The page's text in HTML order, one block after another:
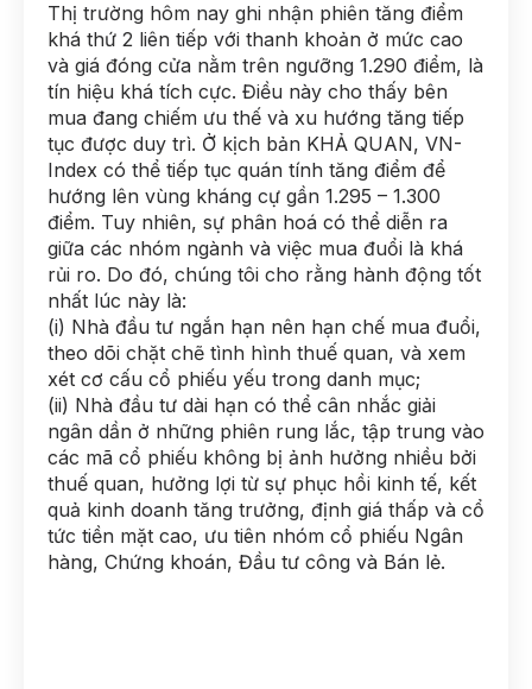
Thị trường hôm nay ghi nhận phiên tăng điểm
khá thứ 2 liên tiếp với thanh khoản ở mức cao
và giá đóng cửa nằm trên ngưỡng 1.290 điểm, là
tín hiệu khá tích cực. Điều này cho thấy bên
mua đang chiếm ưu thế và xu hướng tăng tiếp
tục được duy trì. Ở kịch bản KHẢ QUAN, VN-
Index có thể tiếp tục quán tính tăng điểm để
hướng lên vùng kháng cự gần 1.295 – 1.300
điểm. Tuy nhiên, sự phân hoá có thể diễn ra
giữa các nhóm ngành và việc mua đuổi là khá
rủi ro. Do đó, chúng tôi cho rằng hành động tốt
nhất lúc này là:
(i) Nhà đầu tư ngắn hạn nên hạn chế mua đuổi,
theo dõi chặt chẽ tình hình thuế quan, và xem
xét cơ cấu cổ phiếu yếu trong danh mục;
(ii) Nhà đầu tư dài hạn có thể cân nhắc giải
ngân dần ở những phiên rung lắc, tập trung vào
các mã cổ phiếu không bị ảnh hưởng nhiều bởi
thuế quan, hưởng lợi từ sự phục hồi kinh tế, kết
quả kinh doanh tăng trưởng, định giá thấp và cổ
tức tiền mặt cao, ưu tiên nhóm cổ phiếu Ngân
hàng, Chứng khoán, Đầu tư công và Bán lẻ.